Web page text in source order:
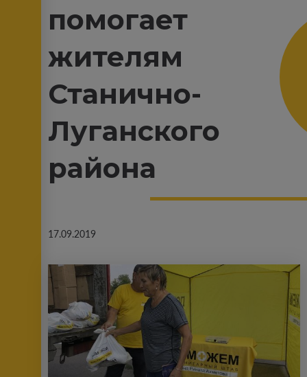
помогает
жителям
Станично-
Луганского
района
17.09.2019